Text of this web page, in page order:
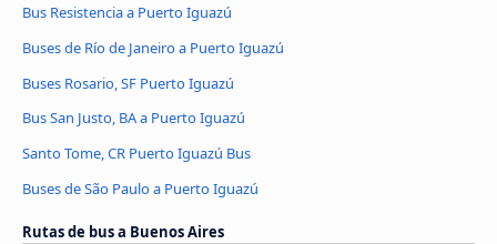
Bus Resistencia a Puerto Iguazú
Buses de Río de Janeiro a Puerto Iguazú
Buses Rosario, SF Puerto Iguazú
Bus San Justo, BA a Puerto Iguazú
Santo Tome, CR Puerto Iguazú Bus
Buses de São Paulo a Puerto Iguazú
Rutas de bus a Buenos Aires